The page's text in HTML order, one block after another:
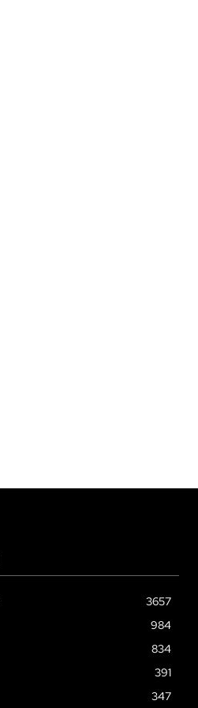
3657
984
834
391
347